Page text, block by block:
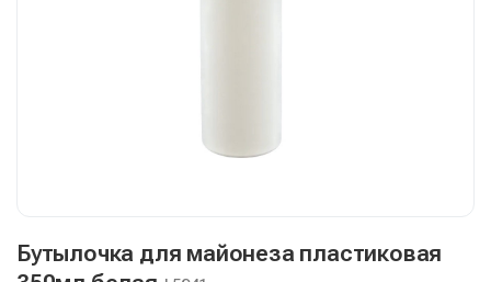
Бутылочка для майонеза пластиковая